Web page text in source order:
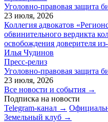
Уголовно-правовая защита
23 июля, 2026
Коллегия адвокатов
обвинительного вердикта
освобождения доверителя
Илья Чудинов
Пресс-релиз
Уголовно-правовая защита
23 июля, 2026
Все новости и события →
Подписка на новости
Telegram-канал →
Земельный клуб →